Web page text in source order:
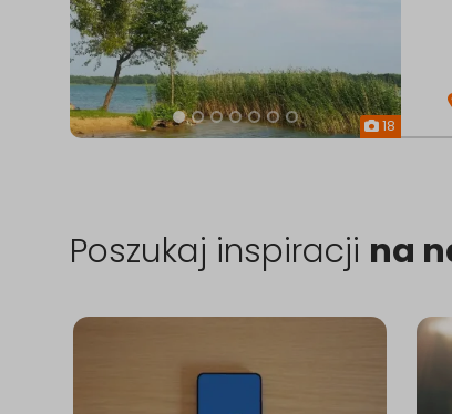
18
Poszukaj inspiracji na